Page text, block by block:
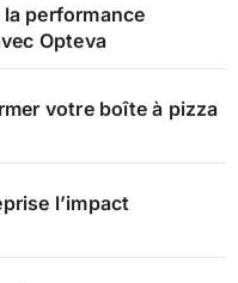
performance
Opteva
votre boîte à pizza
l’impact